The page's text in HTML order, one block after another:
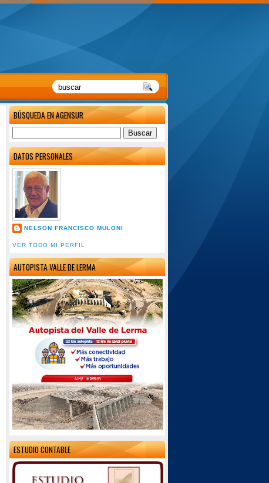
BÚSQUEDA EN AGENSUR
DATOS PERSONALES
NELSON FRANCISCO MULONI
VER TODO MI PERFIL
AUTOPISTA VALLE DE LERMA
ESTUDIO CONTABLE